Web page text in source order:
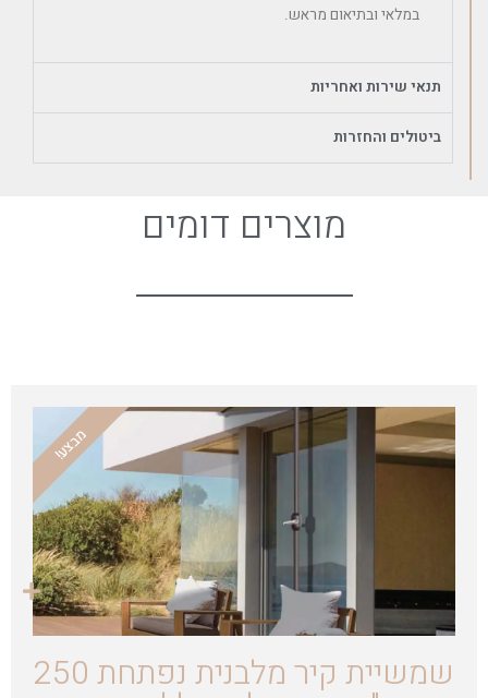
במלאי ובתיאום מראש.
תנאי שירות ואחריות
ביטולים והחזרות
מוצרים דומים
מבצע!
שמשיית קיר מלבנית נפתחת 250